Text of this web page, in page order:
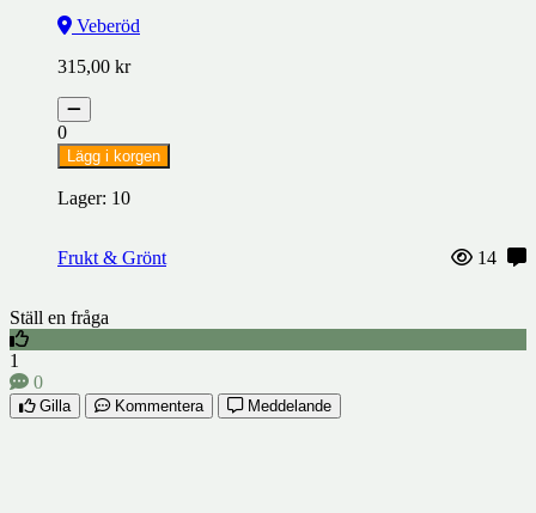
Veberöd
315,00 kr
0
Lägg i korgen
Lager: 10
Frukt & Grönt 14
Ställ en fråga
1
0
Gilla Kommentera Meddelande